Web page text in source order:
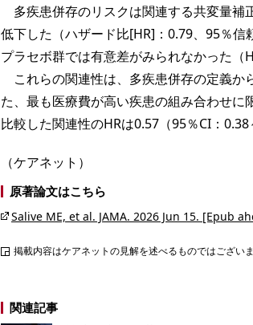
多疾患併存のリスクは関連する共変量補
低下した（ハザード比[HR]：0.79、95％
プラセボ群では有意差がみられなかった（
これらの関連性は、多疾患併存の定義か
た、最も医療費が高い疾患の組み合わせ
比較した関連性のHRは0.57（95％CI：0.38
（ケアネット）
原著論文はこちら
Salive ME, et al. JAMA. 2026 Jun 15. [Epub
掲載内容はケアネットの見解を述べるものではござい
関連記事